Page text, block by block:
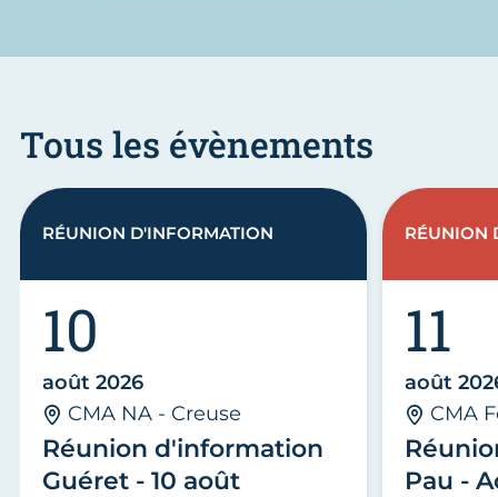
Tous les évènements
Réunion d'information
Guéret - 10 août
10
août 2026
CMA NA - Creuse
RÉUNION D'INFORMATION
Pau -
11
août
CMA
RÉUNION